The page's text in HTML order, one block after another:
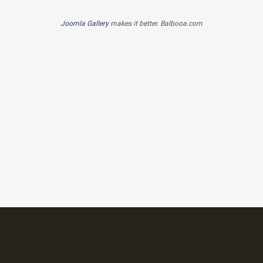
Joomla Gallerymakes it better. Balbooa.com